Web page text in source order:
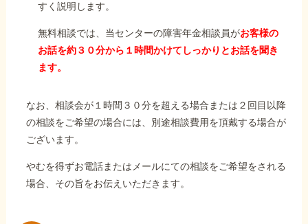
すく説明します。
無料相談では、当センターの障害年金相談員がお客様の
お話を約３０分から１時間かけてしっかりとお話を聞き
ます。
なお、相談会が１時間３０分を超える場合または２回目以降
の相談をご希望の場合には、別途相談費用を頂戴する場合が
ございます。
やむを得ずお電話またはメールにての相談をご希望をされる
場合、その旨をお伝えいただきます。